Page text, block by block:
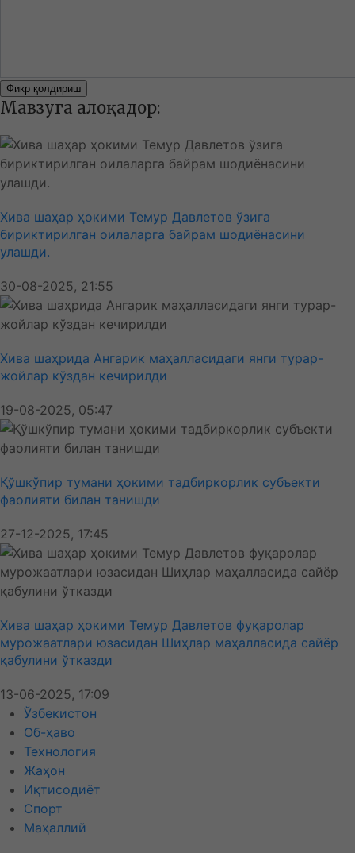
Фикр қолдириш
Мавзуга алоқадор:
Хива шаҳар ҳокими Темур Давлетов ўзига
бириктирилган оилаларга байрам шодиёнасини
улашди.
30-08-2025, 21:55
Хива шаҳрида Ангарик маҳалласидаги янги турар-
жойлар кўздан кечирилди
19-08-2025, 05:47
Қўшкўпир тумани ҳокими тадбиркорлик субъекти
фаолияти билан танишди
27-12-2025, 17:45
Хива шаҳар ҳокими Темур Давлетов фуқаролар
мурожаатлари юзасидан Шиҳлар маҳалласида сайёр
қабулини ўтказди
13-06-2025, 17:09
Ўзбекистон
Об-ҳаво
Технология
Жаҳон
Иқтисодиёт
Спорт
Маҳаллий